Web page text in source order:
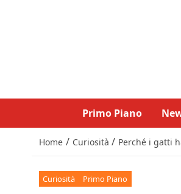
Primo Piano
Home / Curiosità / Perché i gatti
Curiosità Primo Piano